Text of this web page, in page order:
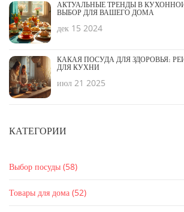
АКТУАЛЬНЫЕ ТРЕНДЫ В
ВЫБОР ДЛЯ ВАШЕГО ДОМА
дек 15 2024
КАКАЯ ПОСУДА ДЛЯ ЗДОРОВЬЯ:
ДЛЯ КУХНИ
июл 21 2025
КАТЕГОРИИ
Выбор посуды (58)
Товары для дома (52)